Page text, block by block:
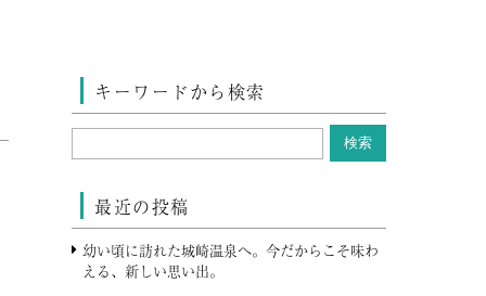
キーワードから検索
最近の投稿
幼い頃に訪れた城崎温泉へ。今だからこそ味わ
える、新しい思い出。